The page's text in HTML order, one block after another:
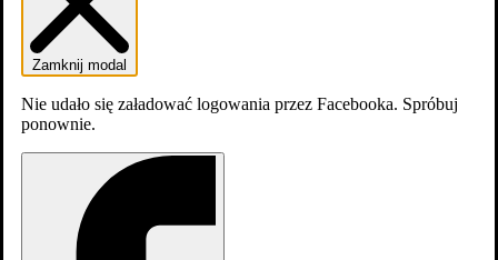
Zamknij modal
Nie udało się załadować logowania przez Facebooka. Spróbuj
ponownie.